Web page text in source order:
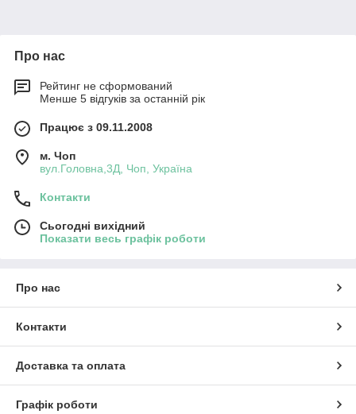
Про нас
Рейтинг не сформований
Менше 5 відгуків за останній рік
Працює з 09.11.2008
м. Чоп
вул.Головна,3Д, Чоп, Україна
Контакти
Сьогодні вихідний
Показати весь графік роботи
Про нас
Контакти
Доставка та оплата
Графік роботи